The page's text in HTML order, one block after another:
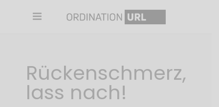
Rückenschmerz,
lass nach!